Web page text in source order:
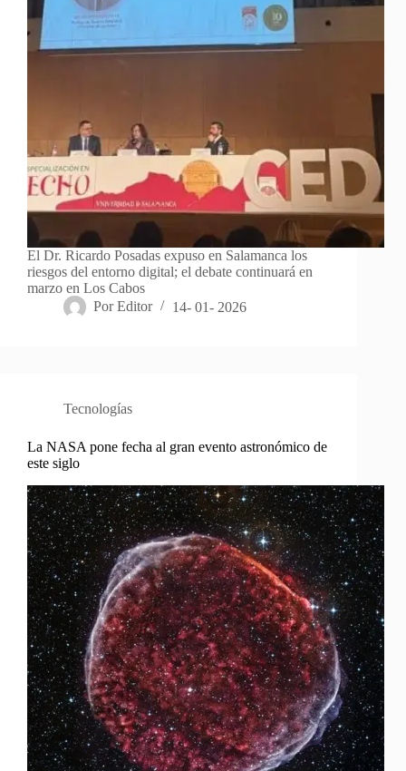
El Dr. Ricardo Posadas expuso en Salamanca los
riesgos del entorno digital; el debate continuará en
marzo en Los Cabos
Por Editor 14- 01- 2026
Tecnologías
La NASA pone fecha al gran evento astronómico de
este siglo